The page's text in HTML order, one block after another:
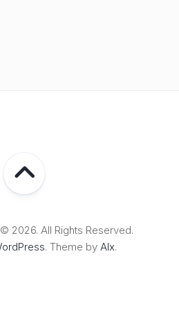
2026. All Rights Reserved.
. Theme by Alx.